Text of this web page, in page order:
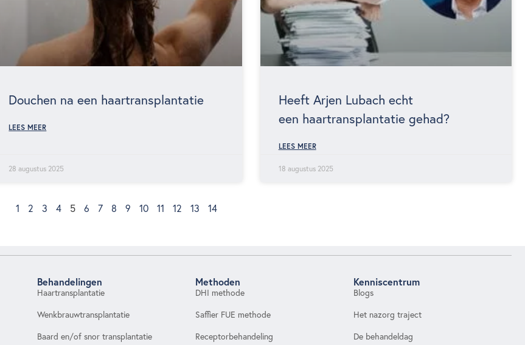
Douchen na een haartransplantatie
LEES MEER
28 augustus 2025
Heeft Arjen Lubach echt
een haartransplantatie gehad?
LEES MEER
18 augustus 2025
1 2 3 4 5 6 7 8 9 10 11 12 13 14
Behandelingen
Haartransplantatie
Wenkbrauwtransplantatie
Baard en/of snor transplantatie
Methoden
DHI methode
Saffier FUE methode
Receptorbehandeling
Kenniscentrum
Blogs
Het nazorg traject
De behandeldag